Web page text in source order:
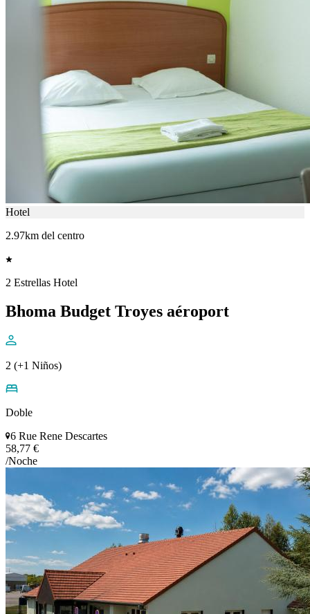
Hotel
2.97km del centro
2 Estrellas Hotel
Bhoma Budget Troyes aéroport
2 (+1 Niños)
Doble
6 Rue Rene Descartes
58,77 €
/Noche